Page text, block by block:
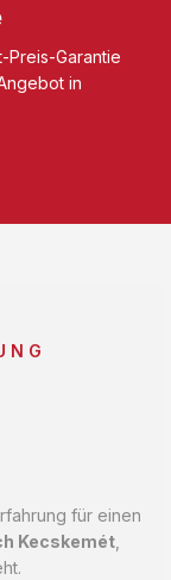
Preis-Garantie
in
für einen
Kecskemét